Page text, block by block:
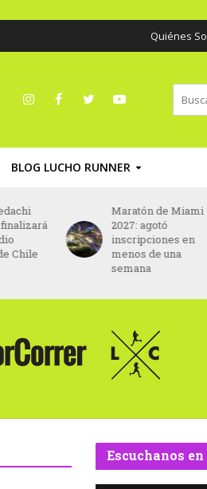
Quiénes
BLOG LUCHO RUNNER
Maratón de Miami
2027: agotó
inscripciones en
menos de una
semana
Escuchanos